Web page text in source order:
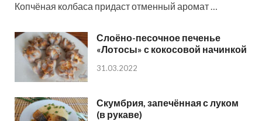
Копчёная колбаса придаст отменный аромат …
Слоёно-песочное печенье
«Лотосы» с кокосовой начинкой
31.03.2022
Скумбрия, запечённая с луком
(в рукаве)